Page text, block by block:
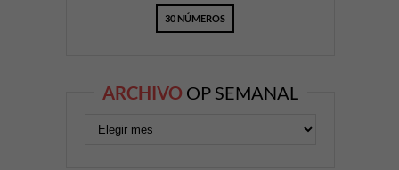
30 NÚMEROS
ARCHIVO OP SEMANAL